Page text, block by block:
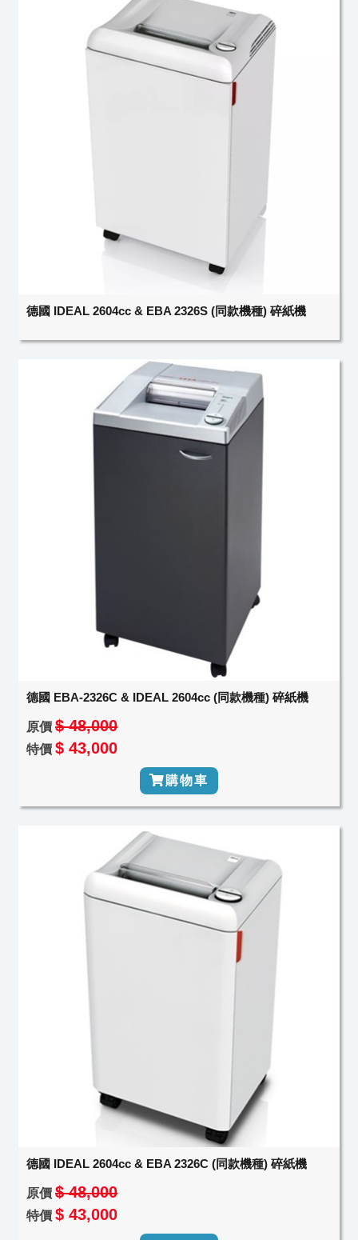
德國 IDEAL 2604cc & EBA 2326S (同款機種) 碎紙機
德國 EBA-2326C & IDEAL 2604cc (同款機種) 碎紙機
原價 $ 48,000
特價 $ 43,000
購物車
德國 IDEAL 2604cc & EBA 2326C (同款機種) 碎紙機
原價 $ 48,000
特價 $ 43,000